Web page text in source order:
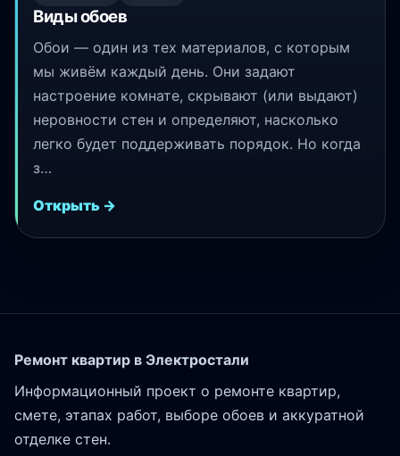
Виды обоев
Обои — один из тех материалов, с которым
мы живём каждый день. Они задают
настроение комнате, скрывают (или выдают)
неровности стен и определяют, насколько
легко будет поддерживать порядок. Но когда
з…
Открыть →
Ремонт квартир в Электростали
Информационный проект о ремонте квартир,
смете, этапах работ, выборе обоев и аккуратной
отделке стен.